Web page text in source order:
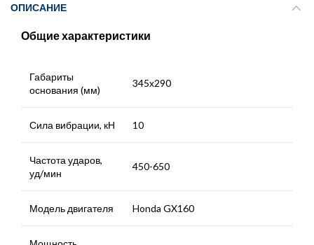
ОПИСАНИЕ
Общие характеристики
Габариты
основания (мм)
345х290
Сила вибрации, кН 10
Частота ударов,
уд/мин
450-650
Модель двигателя Honda GX160